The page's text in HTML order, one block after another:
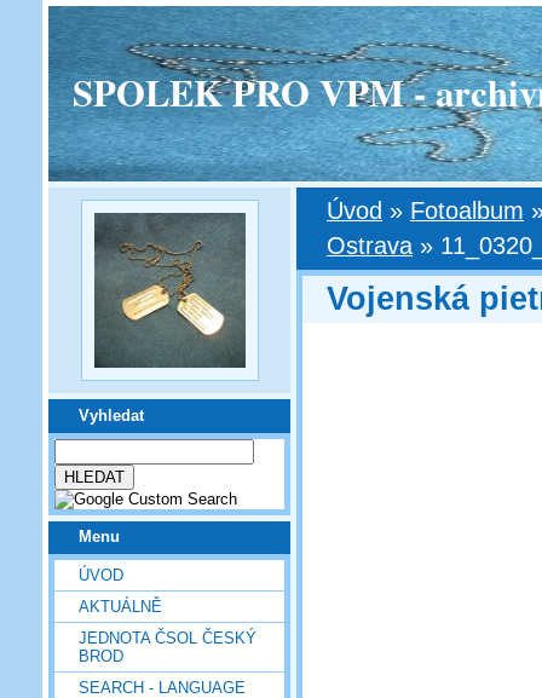
SPOLEK PRO VPM -
Vyhledat
Menu
ÚVOD
AKTUÁLNĚ
JEDNOTA ČSOL ČESKÝ
BROD
SEARCH - LANGUAGE
Úvod » Fotoalbum
Ostrava »
Vojenská